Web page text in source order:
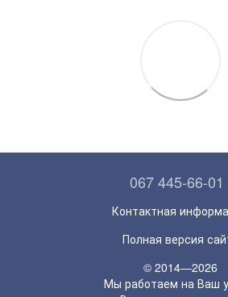
067 445-66-01
Контактная
Полная версия
© 2014—2026
Мы работаем на Ваш